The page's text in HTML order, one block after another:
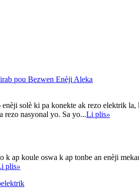
pou Bezwen Enèji Aleka
solè ki pa konekte ak rezo elektrik
rezo nasyonal yo. Sa yo...Li plis»
ap koule oswa k ap tonbe an enèji
plis»